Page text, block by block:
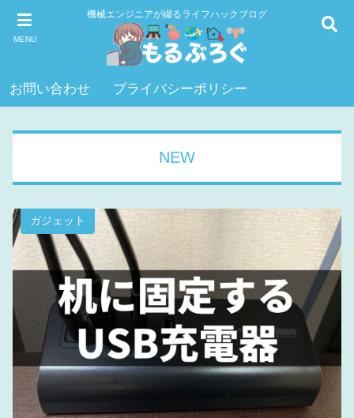
MENU
機械エンジニアが綴るライフハックブログ
お問い合わせ プライバシーポリシー
NEW
ガジェット